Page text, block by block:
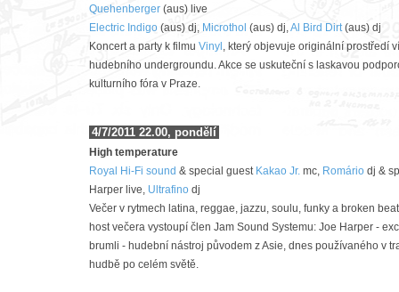
Quehenberger (aus) live
Electric Indigo (aus) dj, Microthol (aus) dj,Al Bird Dirt(aus) dj
Koncert a party k filmu Vinyl , který objevuje originální prostředí
hudebního undergroundu. Akce se uskuteční s laskavou
kulturního fóra v Praze.
4/7/2011 22.00, pondělí
High temperature
Royal Hi-Fi sound & special guest Kakao Jr. mc, Romário dj &
Harper live, Ultrafino dj
Večer v rytmech latina, reggae, jazzu, soulu, funky a broken
host večera vystoupí člen Jam Sound Systemu: Joe Harper -
brumli - hudební nástroj původem z Asie, dnes používaného v
hudbě po celém světě.